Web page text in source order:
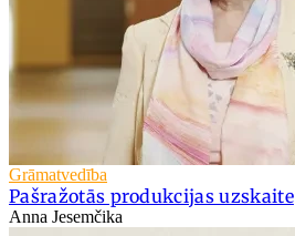
Grāmatvedība
Pašražotās produkcijas uzskaite
Anna Jesemčika